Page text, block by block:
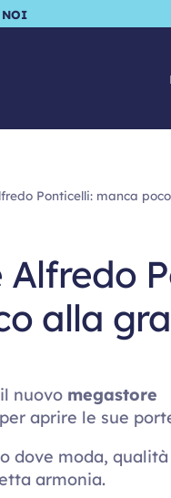
NOI
Ponticelli: manca
Alfredo
alla
nuovo megastore
aprire le sue
dove moda, qualità
armonia.